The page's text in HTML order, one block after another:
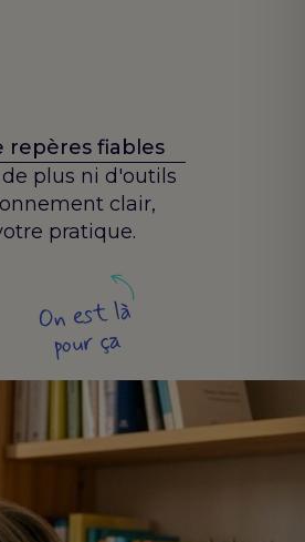
repères fiables
plus ni d'outils
clair,
pratique.
On est là
pour ça